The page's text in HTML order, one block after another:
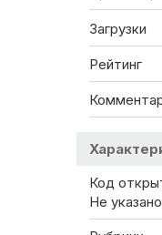
Загрузки
Рейтинг
Код
Не указано